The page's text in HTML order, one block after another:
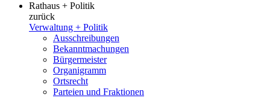
Rathaus + Politik
zurück
Verwaltung + Politik
Ausschreibungen
Bekanntmachungen
Bürgermeister
Organigramm
Ortsrecht
Parteien und Fraktionen